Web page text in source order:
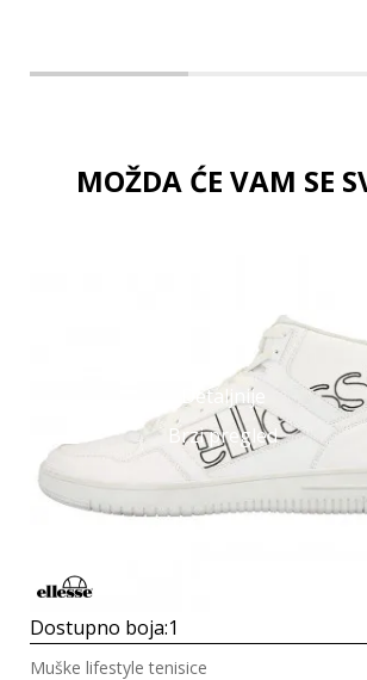
MOŽDA ĆE VAM SE
Detaljnije
Brzi pregled
Dostupno boja:1
Muške lifestyle tenisice